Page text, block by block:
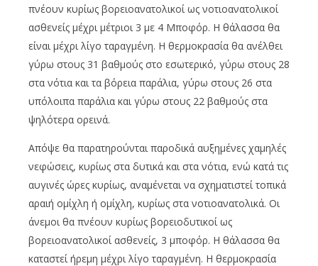
πνέουν κυρίως βορειοανατολικοί ως νοτιοανατολικοί
ασθενείς μέχρι μέτριοι 3 με 4 Μποφόρ. Η θάλασσα θα
είναι μέχρι λίγο ταραγμένη. Η θερμοκρασία θα ανέλθει
γύρω στους 31 βαθμούς στο εσωτερικό, γύρω στους 28
στα νότια και τα βόρεια παράλια, γύρω στους 26 στα
υπόλοιπα παράλια και γύρω στους 22 βαθμούς στα
ψηλότερα ορεινά.
Απόψε θα παρατηρούνται παροδικά αυξημένες χαμηλές
νεφώσεις, κυρίως στα δυτικά και στα νότια, ενώ κατά τις
αυγινές ώρες κυρίως, αναμένεται να σχηματιστεί τοπικά
αραιή ομίχλη ή ομίχλη, κυρίως στα νοτιοανατολικά. Οι
άνεμοι θα πνέουν κυρίως βορειοδυτικοί ως
βορειοανατολικοί ασθενείς, 3 μποφόρ. Η θάλασσα θα
καταστεί ήρεμη μέχρι λίγο ταραγμένη. Η θερμοκρασία